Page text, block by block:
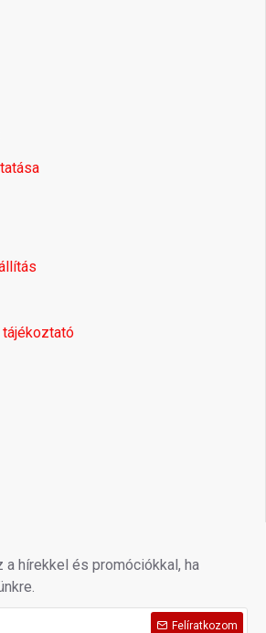
tájékoztató
a hírekkel és promóciókkal, ha
Felíratkozom